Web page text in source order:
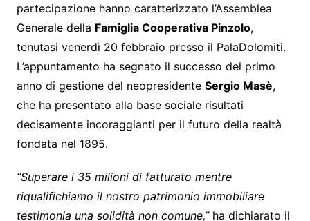
partecipazione hanno caratterizzato l’Assemblea
Generale della Famiglia Cooperativa Pinzolo,
tenutasi venerdì 20 febbraio presso il PalaDolomiti.
L’appuntamento ha segnato il successo del primo
anno di gestione del neopresidente Sergio Masè,
che ha presentato alla base sociale risultati
decisamente incoraggianti per il futuro della realtà
fondata nel 1895.
“Superare i 35 milioni di fatturato mentre
riqualifichiamo il nostro patrimonio immobiliare
testimonia una solidità non comune,”ha dichiarato il